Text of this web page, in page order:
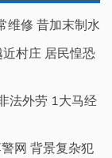
维修 昔加末制水
村庄 居民惶恐
法外劳 1大马经
网 背景复杂犯